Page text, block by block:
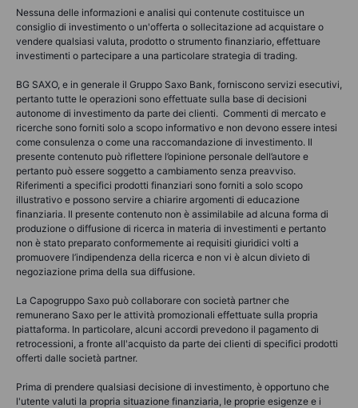
Nessuna delle informazioni e analisi qui contenute costituisce un
consiglio di investimento o un'offerta o sollecitazione ad acquistare o
vendere qualsiasi valuta, prodotto o strumento finanziario, effettuare
investimenti o partecipare a una particolare strategia di trading.
BG SAXO, e in generale il Gruppo Saxo Bank, forniscono servizi esecutivi,
pertanto tutte le operazioni sono effettuate sulla base di decisioni
autonome di investimento da parte dei clienti. Commenti di mercato e
ricerche sono forniti solo a scopo informativo e non devono essere intesi
come consulenza o come una raccomandazione di investimento. Il
presente contenuto può riflettere l’opinione personale dell’autore e
pertanto può essere soggetto a cambiamento senza preavviso.
Riferimenti a specifici prodotti finanziari sono forniti a solo scopo
illustrativo e possono servire a chiarire argomenti di educazione
finanziaria. Il presente contenuto non è assimilabile ad alcuna forma di
produzione o diffusione di ricerca in materia di investimenti e pertanto
non è stato preparato conformemente ai requisiti giuridici volti a
promuovere l’indipendenza della ricerca e non vi è alcun divieto di
negoziazione prima della sua diffusione.
La Capogruppo Saxo può collaborare con società partner che
remunerano Saxo per le attività promozionali effettuate sulla propria
piattaforma. In particolare, alcuni accordi prevedono il pagamento di
retrocessioni, a fronte all'acquisto da parte dei clienti di specifici prodotti
offerti dalle società partner.
Prima di prendere qualsiasi decisione di investimento, è opportuno che
l'utente valuti la propria situazione finanziaria, le proprie esigenze e i